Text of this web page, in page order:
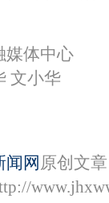
媒体中心
文小华
闻网 原创文